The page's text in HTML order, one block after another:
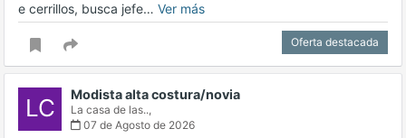
e cerrillos, busca jefe… Ver más
Oferta destacada
LC Modista alta costura/novia
La casa de las..,
07 de Agosto de 2026